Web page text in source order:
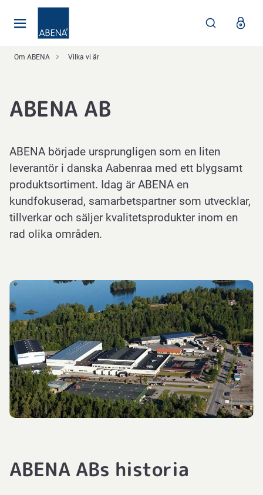
Om ABENA Vilka vi är
ABENA AB
ABENA började ursprungligen som en liten
leverantör i danska Aabenraa med ett blygsamt
produktsortiment. Idag är ABENA en
kundfokuserad, samarbetspartner som utvecklar,
tillverkar och säljer kvalitetsprodukter inom en
rad olika områden.
ABENA ABs historia